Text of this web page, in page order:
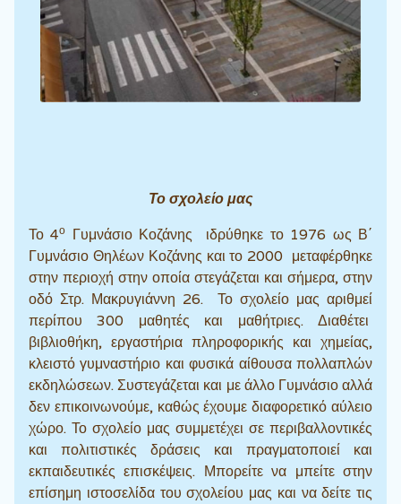
Το σχολείο μας
Το 4ο Γυμνάσιο Κοζάνης ιδρύθηκε το 1976 ως Β΄
Γυμνάσιο Θηλέων Κοζάνης και το 2000 μεταφέρθηκε
στην περιοχή στην οποία στεγάζεται και σήμερα, στην
οδό Στρ. Μακρυγιάννη 26. Το σχολείο μας αριθμεί
περίπου 300 μαθητές και μαθήτριες. Διαθέτει
βιβλιοθήκη, εργαστήρια πληροφορικής και χημείας,
κλειστό γυμναστήριο και φυσικά αίθουσα πολλαπλών
εκδηλώσεων. Συστεγάζεται και με άλλο Γυμνάσιο αλλά
δεν επικοινωνούμε, καθώς έχουμε διαφορετικό αύλειο
χώρο. Το σχολείο μας συμμετέχει σε περιβαλλοντικές
και πολιτιστικές δράσεις και πραγματοποιεί και
εκπαιδευτικές επισκέψεις. Μπορείτε να μπείτε στην
επίσημη ιστοσελίδα του σχολείου μας και να δείτε τις